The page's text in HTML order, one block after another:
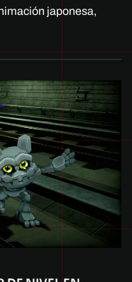
japonesa,